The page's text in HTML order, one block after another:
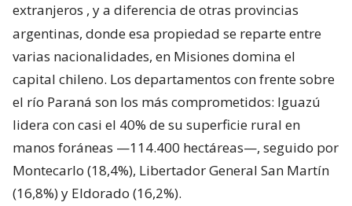
extranjeros , y a diferencia de otras provincias
argentinas, donde esa propiedad se reparte entre
varias nacionalidades, en Misiones domina el
capital chileno. Los departamentos con frente sobre
el río Paraná son los más comprometidos: Iguazú
lidera con casi el 40% de su superficie rural en
manos foráneas —114.400 hectáreas—, seguido por
Montecarlo (18,4%), Libertador General San Martín
(16,8%) y Eldorado (16,2%).